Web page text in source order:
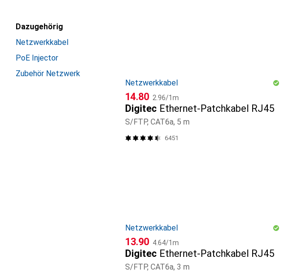
Dazugehörig
Netzwerkkabel
PoE Injector
Zubehör Netzwerk
Netzwerkkabel
CHF
14.80 CHF
2.96/1m
Digitec Ethernet-Patchkabel RJ45
S/FTP, CAT6a, 5 m
6451
Netzwerkkabel
CHF
13.90 CHF
4.64/1m
Digitec Ethernet-Patchkabel RJ45
S/FTP, CAT6a, 3 m